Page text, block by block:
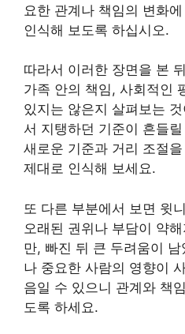
요한 관계나 책임의 변화
인식해 보도록 하십시오.
따라서 이러한 장면을 본
가족 안의 책임, 사회적인
있지는 않은지 살펴보는
서 지탱하던 기준이 흔들
새로운 기준과 거리 조절
제대로 인식해 보세요.
또 다른 부분에서 보면 윗
오래된 권위나 부담이 약
만, 빠진 뒤 큰 두려움이
나 중요한 사람의 영향이
음일 수 있으니 관계와 책
도록 하세요.